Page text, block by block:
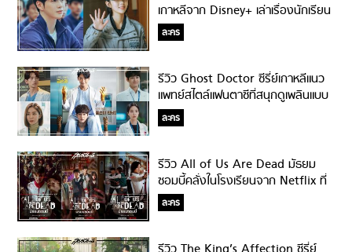
เกาหลีจาก Disney+ เล่าเรื่องนักเรียน
ตำรวจวัยใส แต่สะท้อนสังคมแบบสับ!
ละคร
รีวิว Ghost Doctor ซีรี่ย์เกาหลีแนว
แพทย์สไตล์แฟนตาซีที่สนุกดูเพลินแบบ
ลืมเวลา!
ละคร
รีวิว All of Us Are Dead มัธยม
ซอมบี้คลั่งในโรงเรียนจาก Netflix ที่
ลุ้นจนหยุดหายใจ!
ละคร